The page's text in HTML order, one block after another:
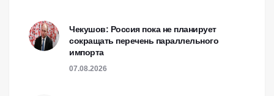
Чекушов: Россия пока не планирует
сокращать перечень параллельного
импорта
07.08.2026